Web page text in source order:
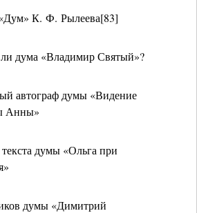
К. Ф. Рылеева[83]
ли дума «Владимир Святый»?
автограф думы «Видение
Анны»
думы «Ольга при
думы «Димитрий